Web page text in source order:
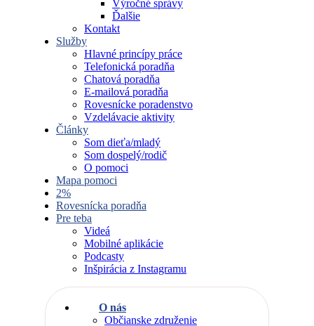
Výročné správy
Ďalšie
Kontakt
Služby
Hlavné princípy práce
Telefonická poradňa
Chatová poradňa
E-mailová poradňa
Rovesnícke poradenstvo
Vzdelávacie aktivity
Články
Som dieťa/mladý
Som dospelý/rodič
O pomoci
Mapa pomoci
2%
Rovesnícka poradňa
Pre teba
Videá
Mobilné aplikácie
Podcasty
Inšpirácia z Instagramu
O nás
Občianske združenie